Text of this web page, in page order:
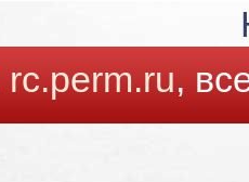
rc.perm.ru,